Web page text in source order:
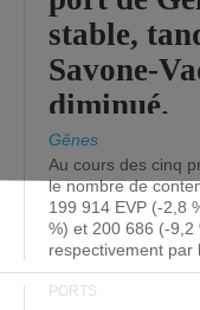
stable,
Savone-
diminué.
Gênes
Au cours des cinq
le nombre de
199 914 EVP (-2,8
%) et 200 686 (-9,2
respectivement par
PORTS